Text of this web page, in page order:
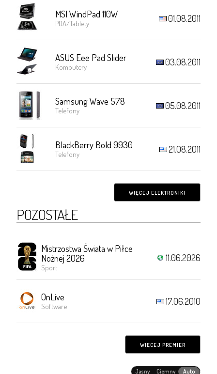
MSI WindPad 110W
PDA/Tablety 01.08.2011
ASUS Eee Pad Slider
Komputery 03.08.2011
Samsung Wave 578
Telefony 05.08.2011
BlackBerry Bold 9930
Telefony 21.08.2011
WIĘCEJ ELEKTRONIKI
POZOSTAŁE
Mistrzostwa Świata w Piłce
Nożnej 2026
Sport
11.06.2026
OnLive
Software 17.06.2010
WIĘCEJ PREMIER
Jasny Ciemny Auto